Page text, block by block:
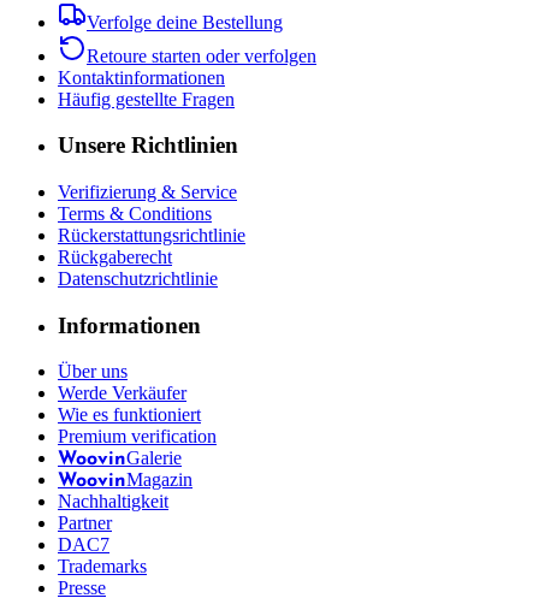
Verfolge deine Bestellung
Retoure starten oder verfolgen
Kontaktinformationen
Häufig gestellte Fragen
Unsere Richtlinien
Verifizierung & Service
Terms & Conditions
Rückerstattungsrichtlinie
Rückgaberecht
Datenschutzrichtlinie
Informationen
Über uns
Werde Verkäufer
Wie es funktioniert
Premium verification
WoovinGalerie
WoovinMagazin
Nachhaltigkeit
Partner
DAC7
Trademarks
Presse